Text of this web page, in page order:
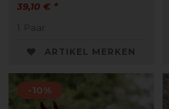
39,10 € *
1 Paar
ARTIKEL MERKEN
-10%